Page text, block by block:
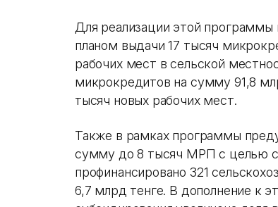
Для реализации этой программы
планом выдачи 17 тысяч
рабочих мест в сельской
микрокредитов на сумму 91,8
тысяч новых рабочих мест.
Также в рамках программы
сумму до 8 тысяч МРП с целью
профинансировано 321
6,7 млрд тенге. В дополнение к